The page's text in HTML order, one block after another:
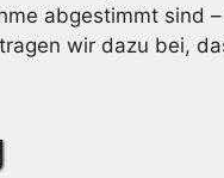
abgestimmt sind
wir dazu bei,